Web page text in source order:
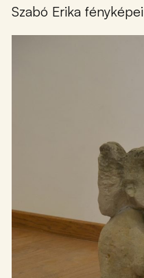
Szabó Erika fényképei